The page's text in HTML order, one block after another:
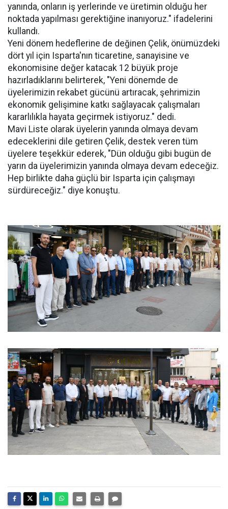
yanında, onların iş yerlerinde ve üretimin olduğu her
noktada yapılması gerektiğine inanıyoruz." ifadelerini
kullandı.
Yeni dönem hedeflerine de değinen Çelik, önümüzdeki
dört yıl için Isparta'nın ticaretine, sanayisine ve
ekonomisine değer katacak 12 büyük proje
hazırladıklarını belirterek, "Yeni dönemde de
üyelerimizin rekabet gücünü artıracak, şehrimizin
ekonomik gelişimine katkı sağlayacak çalışmaları
kararlılıkla hayata geçirmek istiyoruz." dedi.
Mavi Liste olarak üyelerin yanında olmaya devam
edeceklerini dile getiren Çelik, destek veren tüm
üyelere teşekkür ederek, "Dün olduğu gibi bugün de
yarın da üyelerimizin yanında olmaya devam edeceğiz.
Hep birlikte daha güçlü bir Isparta için çalışmayı
sürdüreceğiz." diye konuştu.